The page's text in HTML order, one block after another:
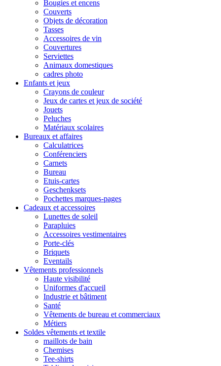
Bougies et encens
Couverts
Objets de décoration
Tasses
Accessoires de vin
Couvertures
Serviettes
Animaux domestiques
cadres photo
Enfants et jeux
Crayons de couleur
Jeux de cartes et jeux de société
Jouets
Peluches
Matériaux scolaires
Bureaux et affaires
Calculatrices
Conférenciers
Carnets
Bureau
Etuis-cartes
Geschenksets
Pochettes marques-pages
Cadeaux et accessoires
Lunettes de soleil
Parapluies
Accessoires vestimentaires
Porte-clés
Briquets
Eventails
Vêtements professionnels
Haute visibilité
Uniformes d'accueil
Industrie et bâtiment
Santé
Vêtements de bureau et commerciaux
Métiers
Soldes vêtements et textile
maillots de bain
Chemises
Tee-shirts